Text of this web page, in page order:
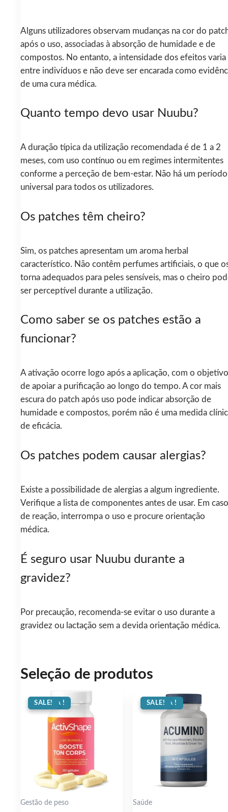
Alguns utilizadores observam mudanças na cor do
após o uso, associadas à absorção de humidade e de
compostos. No entanto, a intensidade dos efeitos varia
entre indivíduos e não deve ser encarada como
de uma cura médica.
Quanto tempo devo usar Nuubu?
A duração típica da utilização recomendada é de 1 a 2
meses, com uso contínuo ou em regimes intermitentes
conforme a perceção de bem-estar. Não há um período
universal para todos os utilizadores.
Os patches têm cheiro?
Sim, os patches apresentam um aroma herbal
característico. Não contêm perfumes artificiais, o que
torna adequados para peles sensíveis, mas o cheiro
ser perceptível durante a utilização.
Como saber se os patches estão a
funcionar?
A ativação ocorre logo após a aplicação, com o objetivo
de apoiar a purificação ao longo do tempo. A cor mais
escura do patch após uso pode indicar absorção de
humidade e compostos, porém não é uma medida
de eficácia.
Os patches podem causar alergias?
Existe a possibilidade de alergias a algum ingrediente.
Verifique a lista de componentes antes de usar. Em caso
de reação, interrompa o uso e procure orientação
médica.
É seguro usar Nuubu durante a
gravidez?
Por precaução, recomenda-se evitar o uso durante a
gravidez ou lactação sem a devida orientação médica.
Seleção de produtos
OFERTA !
SALE!
Gestão de peso
OFERTA !
SALE!
Saúde